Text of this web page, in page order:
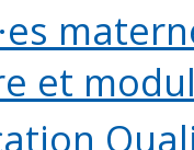
et